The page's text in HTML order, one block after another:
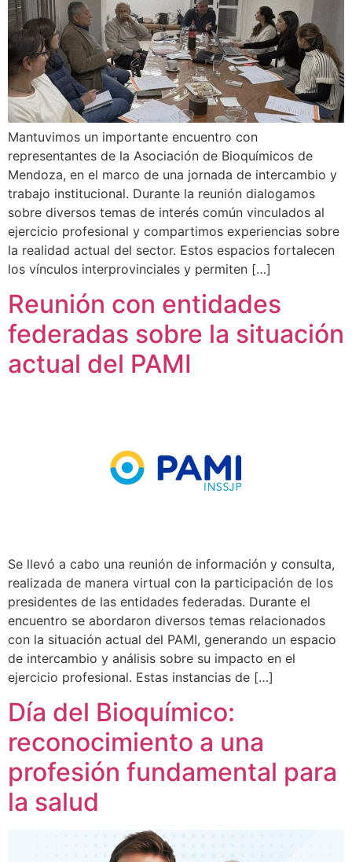
Mantuvimos un importante encuentro con
representantes de la Asociación de Bioquímicos de
Mendoza, en el marco de una jornada de intercambio y
trabajo institucional. Durante la reunión dialogamos
sobre diversos temas de interés común vinculados al
ejercicio profesional y compartimos experiencias sobre
la realidad actual del sector. Estos espacios fortalecen
los vínculos interprovinciales y permiten […]
Reunión con entidades
federadas sobre la situación
actual del PAMI
Se llevó a cabo una reunión de información y consulta,
realizada de manera virtual con la participación de los
presidentes de las entidades federadas. Durante el
encuentro se abordaron diversos temas relacionados
con la situación actual del PAMI, generando un espacio
de intercambio y análisis sobre su impacto en el
ejercicio profesional. Estas instancias de […]
Día del Bioquímico:
reconocimiento a una
profesión fundamental para
la salud